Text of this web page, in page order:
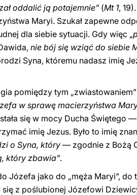
oddalić ją potajemnie”(Mt 1,
Maryi. Szukał zapewne
dla siebie sytuacji. Gdy więc „
nie bój się wziąć do siebie
Syna, któremu nadasz imię
pomiędzy tym
w sprawę macierzyństwa
się w mocy Ducha Świętego
imię Jezus. Było to imię
o Syna, który — zgodnie z Bożą
który zbawia”.
Józefa jako do „męża Maryi”,
z poślubionej Józefowi